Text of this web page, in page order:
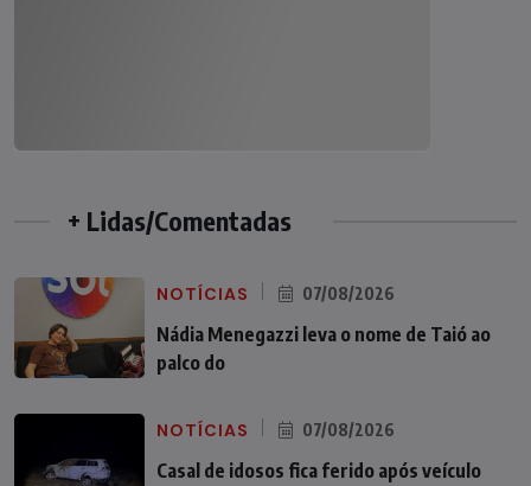
+ Lidas/Comentadas
NOTÍCIAS 07/08/2026
Nádia Menegazzi leva o nome de Taió ao
palco do
NOTÍCIAS 07/08/2026
Casal de idosos fica ferido após veículo